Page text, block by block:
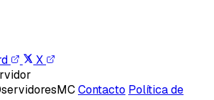
X
Contacto Política de